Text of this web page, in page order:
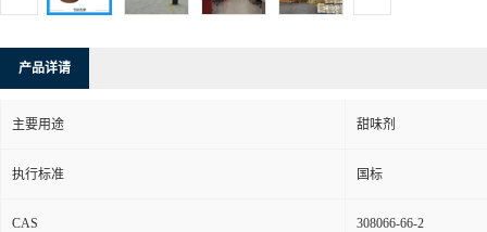
产品详请
主要用途 甜味剂
执行标准 国标
CAS 308066-66-2